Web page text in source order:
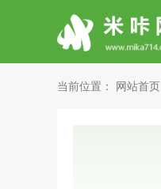
当前位置： 网站首页